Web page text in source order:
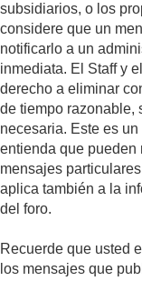
subsidiarios, o los
considere que un
notificarlo a un
inmediata. El Staff y
derecho a eliminar
de tiempo razonable,
necesaria. Este es
entienda que pueden
mensajes
aplica también a la
del foro.
Recuerde que usted
los mensajes que